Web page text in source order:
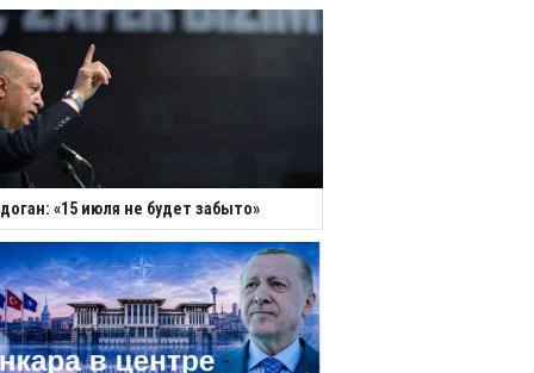
«15 июля не будет забыто»